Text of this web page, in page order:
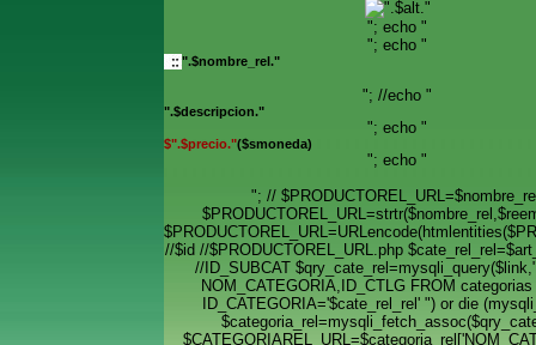
"; echo "
"; echo "
".$nombre_rel."
"; //echo "
".$descripcion."
"; echo "
$".$precio."($smoneda)
"; echo "
"; //
//$id //$PRODUCTOREL_URL.php
//ID_SUBCAT
NOM_CATEGORIA,ID_CTLG FROM
ID_CATEGORIA='$cate_rel_rel' ") or die